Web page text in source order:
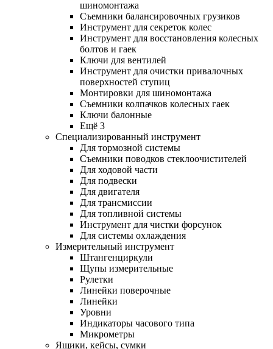
шиномонтажа
Съемники балансировочных грузиков
Инструмент для секреток колес
Инструмент для восстановления колесных
болтов и гаек
Ключи для вентилей
Инструмент для очистки привалочных
поверхностей ступиц
Монтировки для шиномонтажа
Съемники колпачков колесных гаек
Ключи балонные
Ещё 3
Специализированный инструмент
Для тормозной системы
Съемники поводков стеклоочистителей
Для ходовой части
Для подвески
Для двигателя
Для трансмиссии
Для топливной системы
Инструмент для чистки форсунок
Для системы охлаждения
Измерительный инструмент
Штангенциркули
Щупы измерительные
Рулетки
Линейки поверочные
Линейки
Уровни
Индикаторы часового типа
Микрометры
Ящики, кейсы, сумки